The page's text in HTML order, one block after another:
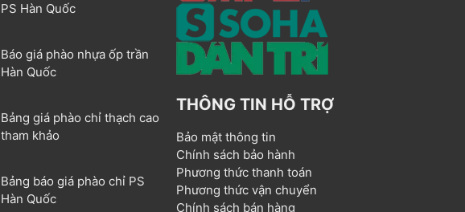
PS Hàn Quốc
Báo giá phào nhựa ốp trần
Hàn Quốc
Bảng giá phào chỉ thạch cao
tham khảo
Bảng báo giá phào chỉ PS
Hàn Quốc
THÔNG TIN HỖ TRỢ
Bảo mật thông tin
Chính sách bảo hành
Phương thức thanh toán
Phương thức vận chuyển
Chính sách bán hàng